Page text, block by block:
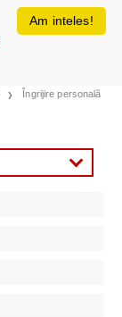
Îngrijire personală
Am inteles!